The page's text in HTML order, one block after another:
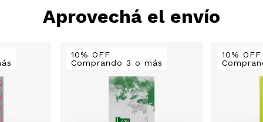
Aprovechá el envío
10% OFF
Comprando 3 o más
10% OFF